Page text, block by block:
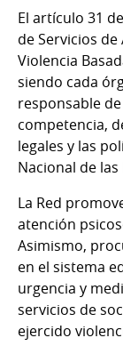
El artículo 31
de Servicios
Violencia
siendo cada
responsable
competencia,
legales y las
Nacional de
La Red
atención
Asimismo,
en el sistema
urgencia y
servicios de
ejercido